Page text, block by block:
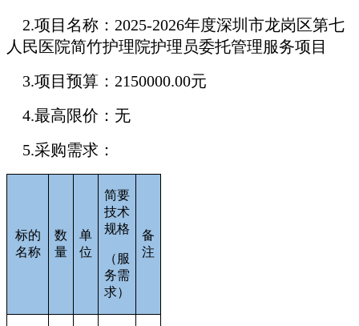
2.项目名称：2025-2026年度深圳市龙岗区第七
人民医院简竹护理院护理员委托管理服务项目
3.项目预算：2150000.00元
4.最高限价：无
5.采购需求：
标的
名称
数
量
单
位
简要
技术
规格
（服
务需
求）
备
注